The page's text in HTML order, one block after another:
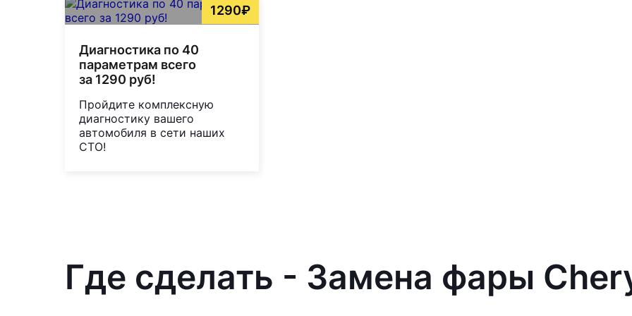
1290₽
Диагностика по 40
параметрам всего
за 1290 руб!
Пройдите комплексную
диагностику вашего
автомобиля в сети наших
СТО!
Где сделать - Замена фары